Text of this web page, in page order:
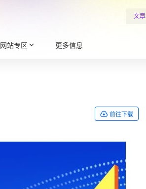
文章
网站专区 更多信息
前往下载